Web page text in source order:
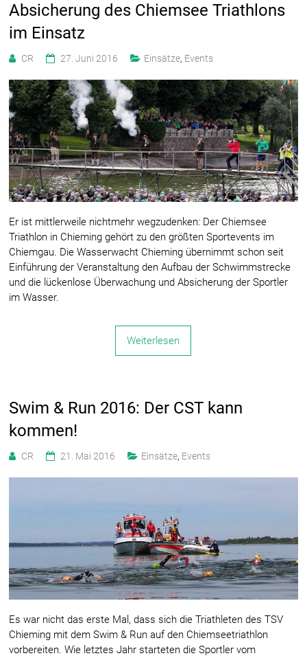
Absicherung des Chiemsee Triathlons
im Einsatz
CR 27. Juni 2016 Einsätze, Events
Er ist mittlerweile nichtmehr wegzudenken: Der Chiemsee
Triathlon in Chieming gehört zu den größten Sportevents im
Chiemgau. Die Wasserwacht Chieming übernimmt schon seit
Einführung der Veranstaltung den Aufbau der Schwimmstrecke
und die lückenlose Überwachung und Absicherung der Sportler
im Wasser.
Weiterlesen
Swim & Run 2016: Der CST kann
kommen!
CR 21. Mai 2016 Einsätze, Events
Es war nicht das erste Mal, dass sich die Triathleten des TSV
Chieming mit dem Swim & Run auf den Chiemseetriathlon
vorbereiten. Wie letztes Jahr starteten die Sportler vom